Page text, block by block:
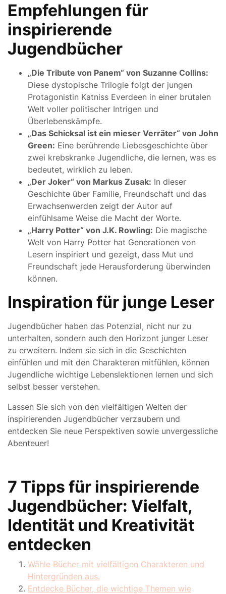
Empfehlungen für
inspirierende
Jugendbücher
„Die Tribute von Panem“ von Suzanne Collins:
Diese dystopische Trilogie folgt der jungen
Protagonistin Katniss Everdeen in einer brutalen
Welt voller politischer Intrigen und
Überlebenskämpfe.
„Das Schicksal ist ein mieser Verräter“ von John
Green: Eine berührende Liebesgeschichte über
zwei krebskranke Jugendliche, die lernen, was es
bedeutet, wirklich zu leben.
„Der Joker“ von Markus Zusak: In dieser
Geschichte über Familie, Freundschaft und das
Erwachsenwerden zeigt der Autor auf
einfühlsame Weise die Macht der Worte.
„Harry Potter“ von J.K. Rowling: Die magische
Welt von Harry Potter hat Generationen von
Lesern inspiriert und gezeigt, dass Mut und
Freundschaft jede Herausforderung überwinden
können.
Inspiration für junge Leser
Jugendbücher haben das Potenzial, nicht nur zu
unterhalten, sondern auch den Horizont junger Leser
zu erweitern. Indem sie sich in die Geschichten
einfühlen und mit den Charakteren mitfühlen, können
Jugendliche wichtige Lebenslektionen lernen und sich
selbst besser verstehen.
Lassen Sie sich von den vielfältigen Welten der
inspirierenden Jugendbücher verzaubern und
entdecken Sie neue Perspektiven sowie unvergessliche
Abenteuer!
7 Tipps für inspirierende
Jugendbücher: Vielfalt,
Identität und Kreativität
entdecken
Wähle Bücher mit vielfältigen Charakteren und
Hintergründen aus.
Entdecke Bücher, die wichtige Themen wie